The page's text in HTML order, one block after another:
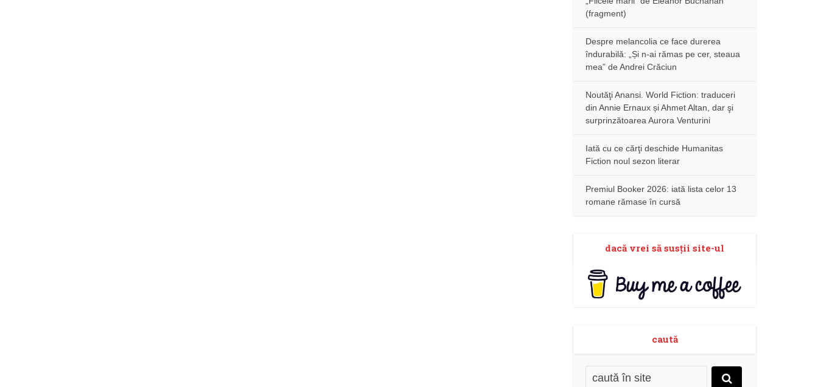
(fragment)
Despre melancolia ce face durerea
îndurabilă: „Și n-ai rămas pe cer, steaua
mea” de Andrei Crăciun
Noutăţi Anansi. World Fiction: traduceri
din Annie Ernaux și Ahmet Altan, dar şi
surprinzătoarea Aurora Venturini
Iată cu ce cărţi deschide Humanitas
Fiction noul sezon literar
Premiul Booker 2026: iată lista celor 13
romane rămase în cursă
dacă vrei să susţii site-ul
caută